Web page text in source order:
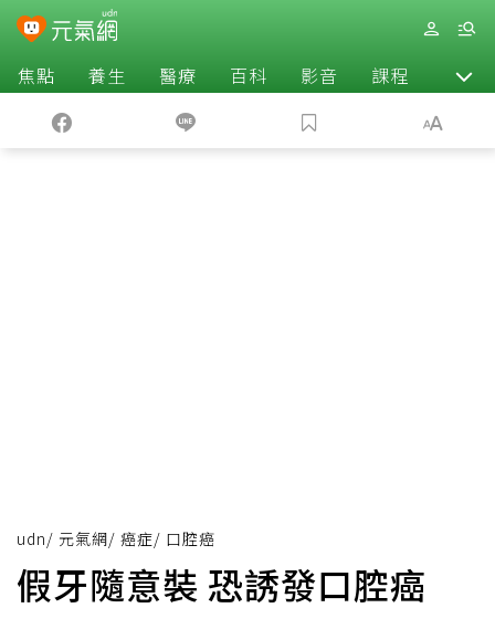
焦點 養生 醫療 百科 影音 課程 退休
udn/ 元氣網/ 癌症/ 口腔癌
假牙隨意裝 恐誘發口腔癌